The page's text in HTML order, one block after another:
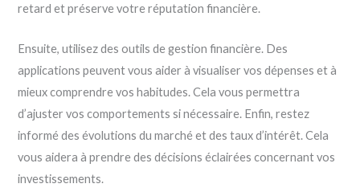
retard et préserve votre réputation financière.
Ensuite, utilisez des outils de gestion financière. Des
applications peuvent vous aider à visualiser vos dépenses et à
mieux comprendre vos habitudes. Cela vous permettra
d’ajuster vos comportements si nécessaire. Enfin, restez
informé des évolutions du marché et des taux d’intérêt. Cela
vous aidera à prendre des décisions éclairées concernant vos
investissements.